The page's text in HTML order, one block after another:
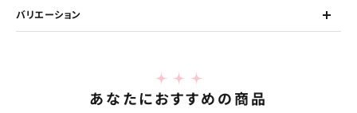
バリエーション
あなたにおすすめの商品